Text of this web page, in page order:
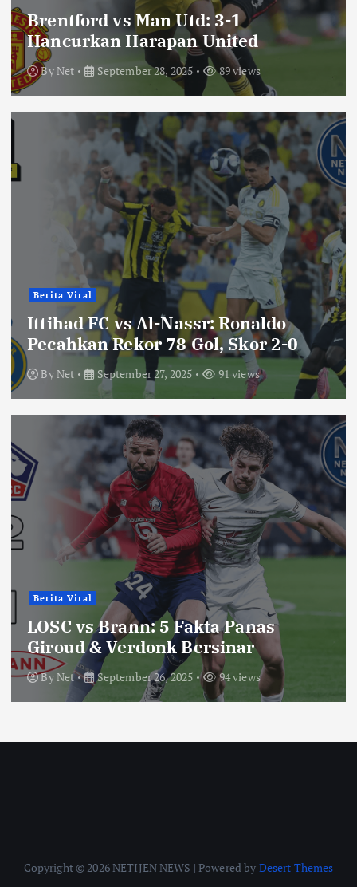
Brentford vs Man Utd: 3-1
Hancurkan Harapan United
ByNet September 28, 2025 89 views
Berita Viral
Ittihad FC vs Al-Nassr: Ronaldo
Pecahkan Rekor 78 Gol, Skor 2-0
ByNet September 27, 2025 91 views
Berita Viral
LOSC vs Brann: 5 Fakta Panas
Giroud & Verdonk Bersinar
ByNet September 26, 2025 94 views
Copyright © 2026 NETIJEN NEWS | Powered by Desert Themes